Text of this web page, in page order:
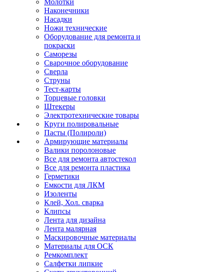
Молотки
Наконечники
Насадки
Ножи технические
Оборудование для ремонта и
покраски
Саморезы
Сварочное оборудование
Сверла
Струны
Тест-карты
Торцевые головки
Штекеры
Электротехнические товары
Круги полировальные
Пасты (Полироли)
Армирующие материалы
Валики поролоновые
Все для ремонта автостекол
Все для ремонта пластика
Герметики
Емкости для ЛКМ
Изоленты
Клей, Хол. сварка
Клипсы
Лента для дизайна
Лента малярная
Маскировочные материалы
Материалы для ОСК
Ремкомплект
Салфетки липкие